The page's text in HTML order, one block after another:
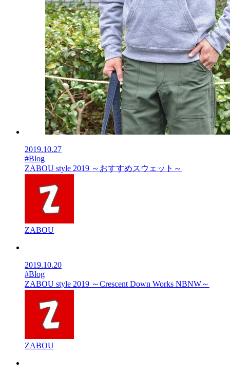
2019.10.27
#Blog
ZABOU style 2019 ～おすすめスウェット～
ZABOU
2019.10.20
#Blog
ZABOU style 2019 ～Crescent Down Works NBNW～
ZABOU